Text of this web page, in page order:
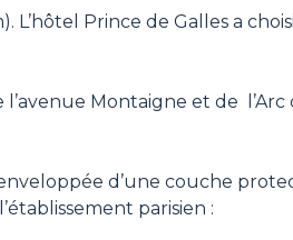
L’hôtel Prince de Galles a
l’avenue Montaigne et de
d’une couche
parisien :